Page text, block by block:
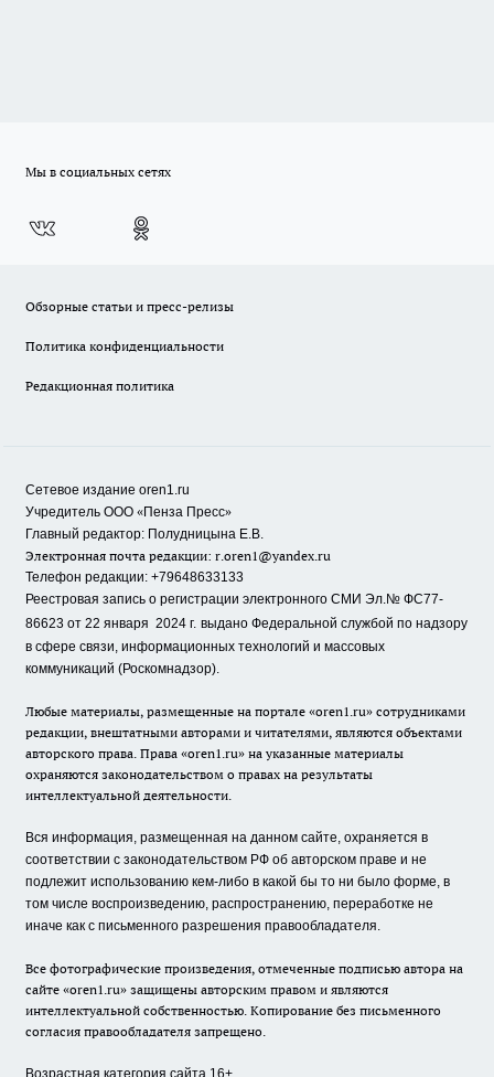
Мы в социальных сетях
Обзорные статьи и пресс-релизы
Политика конфиденциальности
Редакционная политика
Сетевое издание oren1.ru
Учредитель ООО «Пенза Пресс»
Главный редактор: Полудницына Е.В.
Электронная почта редакции: r.oren1@yandex.ru
Телефон редакции: +79648633133
Реестровая запись о регистрации электронного СМИ Эл.№ ФС77-
86623 от 22 января 2024 г. выдано Федеральной службой по надзору
в сфере связи, информационных технологий и массовых
коммуникаций (Роскомнадзор).
Любые материалы, размещенные на портале «oren1.ru» сотрудниками
редакции, внештатными авторами и читателями, являются объектами
авторского права. Права «oren1.ru» на указанные материалы
охраняются законодательством о правах на результаты
интеллектуальной деятельности.
Вся информация, размещенная на данном сайте, охраняется в
соответствии с законодательством РФ об авторском праве и не
подлежит использованию кем-либо в какой бы то ни было форме, в
том числе воспроизведению, распространению, переработке не
иначе как с письменного разрешения правообладателя.
Все фотографические произведения, отмеченные подписью автора на
сайте «oren1.ru» защищены авторским правом и являются
интеллектуальной собственностью. Копирование без письменного
согласия правообладателя запрещено.